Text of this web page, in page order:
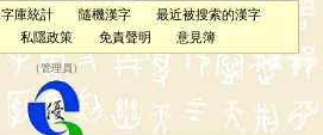
字庫統計 隨機漢字
最近被搜索的漢字
私隱政策 免責聲明 意見簿
（管理員 ）